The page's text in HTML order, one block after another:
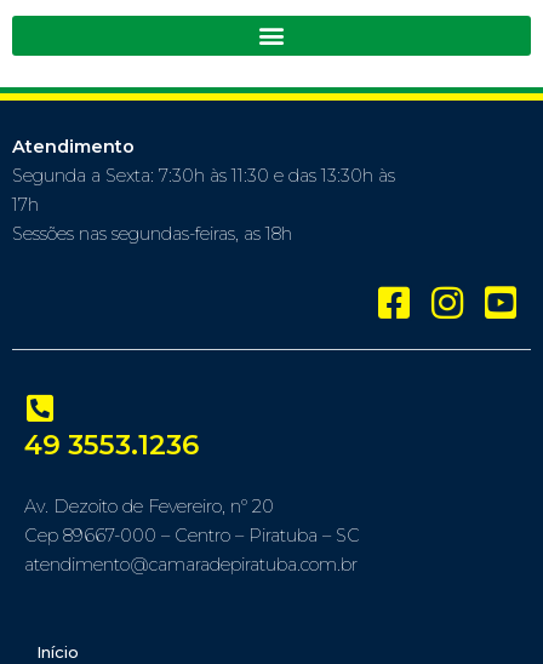
Atendimento
Segunda a Sexta: 7:30h às 11:30 e das 13:30h às
17h
Sessões nas segundas-feiras, as 18h
49 3553.1236
Av. Dezoito de Fevereiro, nº 20
Cep 89667-000 – Centro – Piratuba – SC
atendimento@camaradepiratuba.com.br
Início